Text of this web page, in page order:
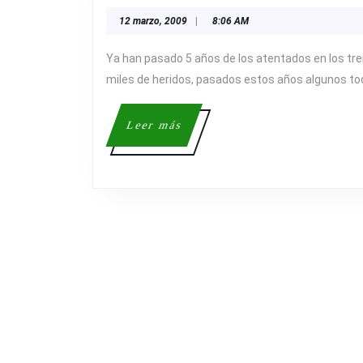
12 marzo, 200912
8:06 AM
Ya han pasado 5 años de los atentados en los
miles de heridos, pasados estos años algunos
Leer másLeer
más